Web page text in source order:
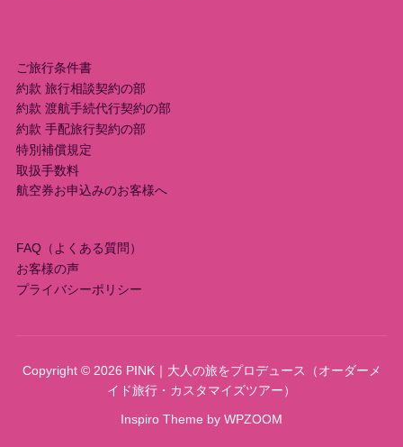
ご旅行条件書
約款 旅行相談契約の部
約款 渡航手続代行契約の部
約款 手配旅行契約の部
特別補償規定
取扱手数料
航空券お申込みのお客様へ
FAQ（よくある質問）
お客様の声
プライバシーポリシー
Copyright © 2026 PINK｜大人の旅をプロデュース（オーダーメ
イド旅行・カスタマイズツアー）
Inspiro Theme by WPZOOM